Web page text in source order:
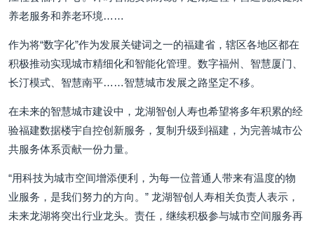
养老服务和养老环境……
作为将“数字化”作为发展关键词之一的福建省，辖区各地区都在
积极推动实现城市精细化和智能化管理。数字福州、智慧厦门、
长汀模式、智慧南平……智慧城市发展之路坚定不移。
在未来的智慧城市建设中，龙湖智创人寿也希望将多年积累的经
验福建数据楼宇自控创新服务，复制升级到福建，为完善城市公
共服务体系贡献一份力量。
“用科技为城市空间增添便利，为每一位普通人带来有温度的物
业服务，是我们努力的方向。” 龙湖智创人寿相关负责人表示，
未来龙湖将突出行业龙头。责任，继续积极参与城市空间服务再